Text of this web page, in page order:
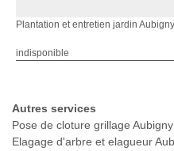
Plantation et entretien jardin
indisponible
Autres services
Pose de cloture grillage
Elagage d'arbre et elagueur